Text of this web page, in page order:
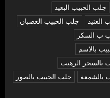
جلب الحبيب البعيد
العنيد
جلب الحبيب الغضبان
ب السكر
بالاسم
بالسحر الرهيب
بالشمعة
جلب الحبيب بالصور